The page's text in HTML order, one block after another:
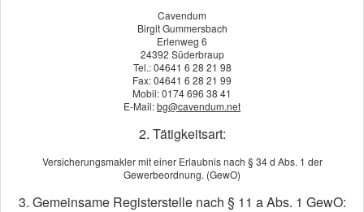
Lehrerhaftpflicht
Cavendum
Birgit Gummersbach
Erlenweg 6
24392 Süderbraup
Tel.: 04641 6 28 21 98
Fax: 04641 6 28 21 99
Mobil: 0174 696 38 41
E-Mail:bg@cavendum.net
2. Tätigkeitsart:
Versicherungsmakler mit einer Erlaubnis nach § 34 d Abs. 1 der
Gewerbeordnung. (GewO)
3. Gemeinsame Registerstelle nach § 11 a Abs. 1 GewO: